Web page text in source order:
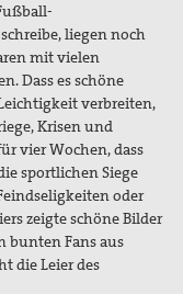
liegen noch
mit vielen
Dass es schöne
verbreiten,
Krisen und
vier Wochen, dass
sportlichen Siege
oder
zeigte schöne Bilder
bunten Fans aus
die Leier des